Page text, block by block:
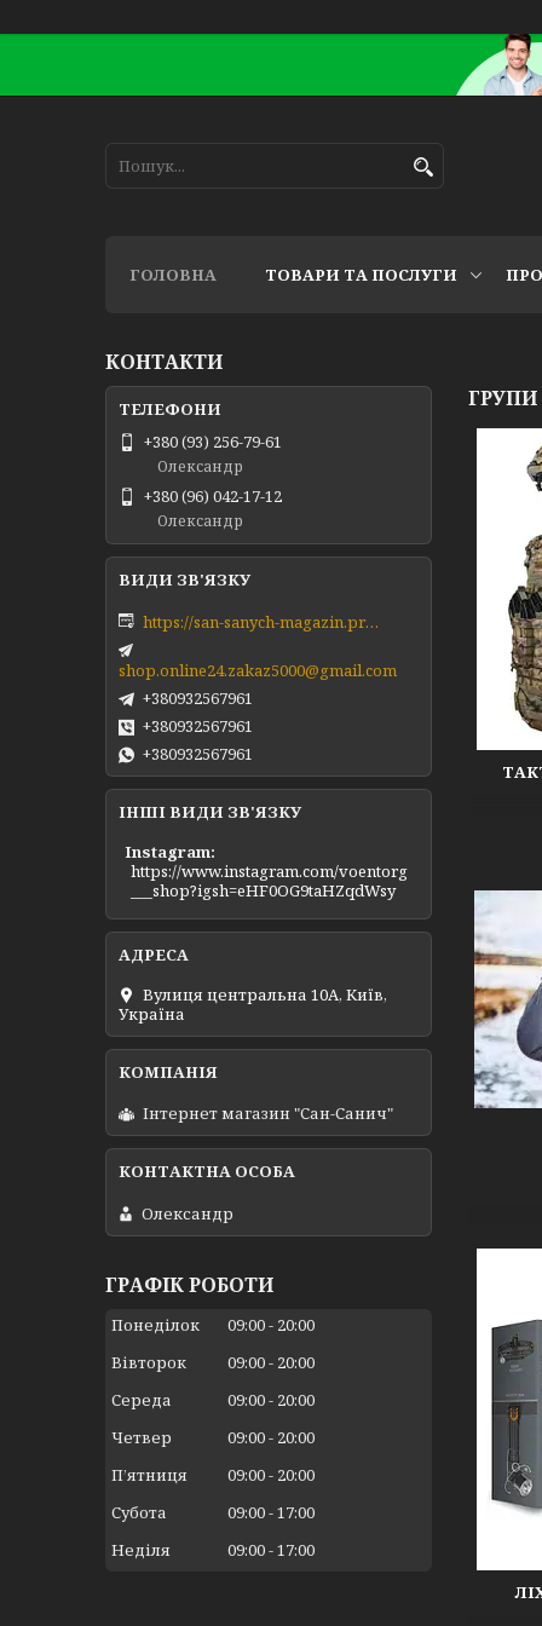
ГОЛОВНА ТОВАРИ ТА ПОСЛУГИ
ГРУПИ
КОНТАКТИ
+380 (93) 256-79-61
Олександр
+380 (96) 042-17-12
Олександр
https://san-sanych-magazin.prom.ua/ua/
shop.online24.zakaz5000@gmail.com
+380932567961
+380932567961
+380932567961
ІНШІ ВИДИ ЗВ'ЯЗКУ
Instagram
https://www.instagram.com/voentorg
___shop?igsh=eHF0OG9taHZqdWsy
Вулиця центральна 10А, Київ,
Україна
Інтернет магазин "Сан-Санич"
Олександр
ГРАФІК РОБОТИ
Понеділок 09:00
20:00
Вівторок
09:00
20:00
Середа
09:00
20:00
Четвер
09:00
20:00
Пʼятниця
09:00
20:00
Субота
09:00 17:00
Неділя
09:00 17:00